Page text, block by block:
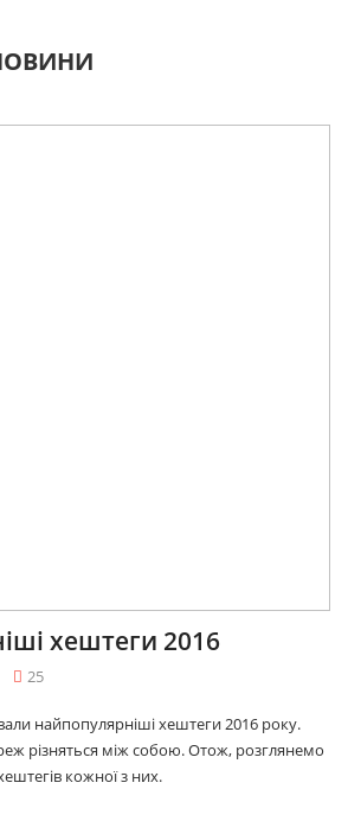
хештеги 2016
25
найпопулярніші хештеги 2016 року.
різняться між собою. Отож, розглянемо
кожної з них.